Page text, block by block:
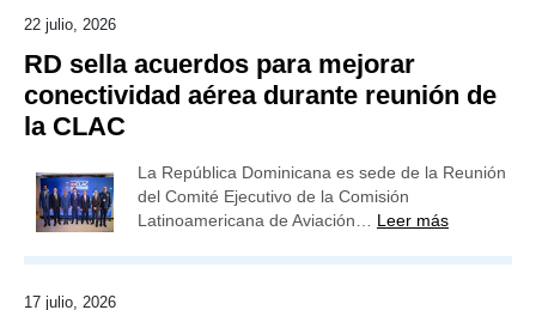
22 julio, 2026
RD sella acuerdos para mejorar
conectividad aérea durante reunión de
la CLAC
La República Dominicana es sede de la Reunión
del Comité Ejecutivo de la Comisión
Latinoamericana de Aviación… Leer más
17 julio, 2026